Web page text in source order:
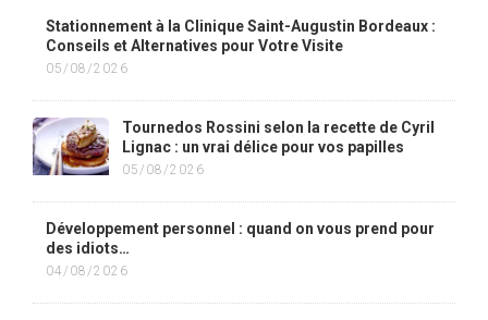
Stationnement à la Clinique Saint-Augustin Bordeaux :
Conseils et Alternatives pour Votre Visite
05/08/2026
Tournedos Rossini selon la recette de Cyril
Lignac : un vrai délice pour vos papilles
05/08/2026
Développement personnel : quand on vous prend pour
des idiots…
04/08/2026